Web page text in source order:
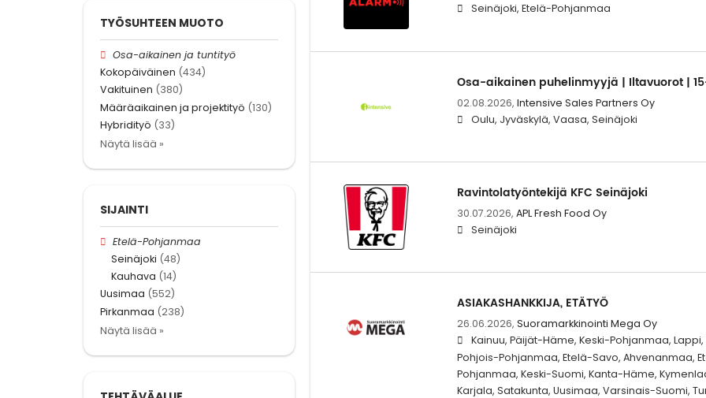
Seinäjoki, Etelä-Pohjanmaa
Osa-aikainen puhelinmyyjä | Iltavuorot |
02.08.2026, Intensive Sales Partners Oy
Oulu, Jyväskylä, Vaasa, Seinäjoki
Ravintolatyöntekijä KFC Seinäjoki
30.07.2026, APL Fresh Food Oy
Seinäjoki
ASIAKASHANKKIJA, ETÄTYÖ
26.06.2026, Suoramarkkinointi Mega Oy
Kainuu, Päijät-Häme, Keski-Pohjanmaa,
Pohjois-Pohjanmaa, Etelä-Savo, Ahvenanmaa,
Pohjanmaa, Keski-Suomi, Kanta-Häme,
Karjala, Satakunta, Uusimaa, Varsinais-Suomi,
TYÖSUHTEEN MUOTO
Osa-aikainen ja tuntityö
Kokopäiväinen (434)
Vakituinen (380)
Määräaikainen ja projektityö (130)
Hybridityö (33)
Näytä lisää »
SIJAINTI
Etelä-Pohjanmaa
Seinäjoki (48)
Kauhava (14)
Uusimaa (552)
Pirkanmaa (238)
Näytä lisää »